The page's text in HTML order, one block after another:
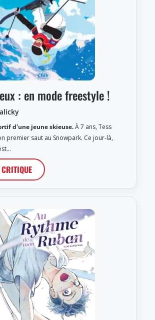
: en mode freestyle !
d'une jeune skieuse.À 7 ans, Tess
premier saut au Snowpark. Ce jour-là,